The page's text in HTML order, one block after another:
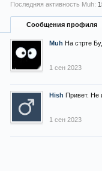
Последняя активность Muh:
Сообщения профиля
Muh На стрте
1 сен 2023
Hish Привет. Не
1 сен 2023